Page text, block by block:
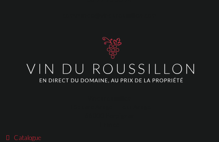
Catalogue